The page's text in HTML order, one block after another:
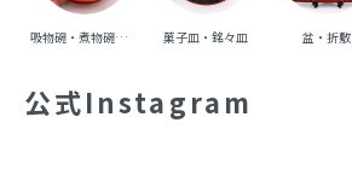
吸物碗・煮物碗・丼碗 菓子皿・銘々皿 盆・折敷
公式Instagram